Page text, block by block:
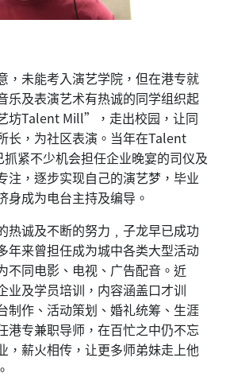
，未能考入演艺学院，但在港专就
乐及表演艺术有热诚的同学组织起
坊Talent Mill”，走出校园，让同
长，为社区表演。当年在Talent
紧不少机会担任企业晚宴的司仪及
注，逐步实现自己的演艺梦，毕业
身成为电台主持及编导。
热诚及不断的努力﹐子龙早已成功
年来曾担任成为城中各类大型活动
不同电影、电视、广告配音。近
业及学员培训，内容涵盖口才训
制作、活动策划、婚礼统筹、生涯
港专兼职导师，在百忙之中仍不忘
，薪火相传，让更多师弟妹走上他